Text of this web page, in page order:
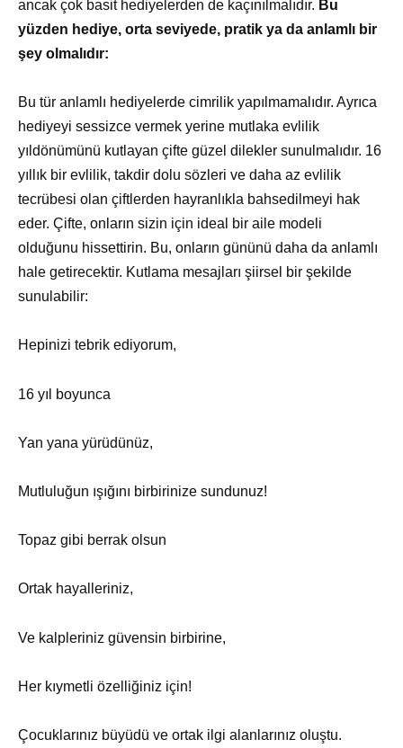
ancak çok basit hediyelerden de kaçınılmalıdır. Bu
yüzden hediye, orta seviyede, pratik ya da anlamlı bir
şey olmalıdır:
Bu tür anlamlı hediyelerde cimrilik yapılmamalıdır. Ayrıca
hediyeyi sessizce vermek yerine mutlaka evlilik
yıldönümünü kutlayan çifte güzel dilekler sunulmalıdır. 16
yıllık bir evlilik, takdir dolu sözleri ve daha az evlilik
tecrübesi olan çiftlerden hayranlıkla bahsedilmeyi hak
eder. Çifte, onların sizin için ideal bir aile modeli
olduğunu hissettirin. Bu, onların gününü daha da anlamlı
hale getirecektir. Kutlama mesajları şiirsel bir şekilde
sunulabilir:
Hepinizi tebrik ediyorum,
16 yıl boyunca
Yan yana yürüdünüz,
Mutluluğun ışığını birbirinize sundunuz!
Topaz gibi berrak olsun
Ortak hayalleriniz,
Ve kalpleriniz güvensin birbirine,
Her kıymetli özelliğiniz için!
Çocuklarınız büyüdü ve ortak ilgi alanlarınız oluştu.